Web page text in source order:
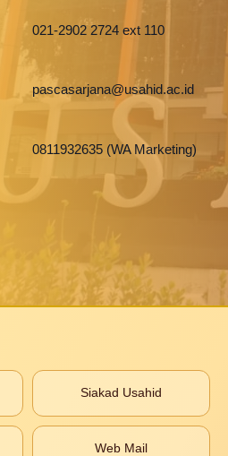
021-2902 2724 ext 110
pascasarjana@usahid.ac.id
0811932635 (WA Marketing)
Siakad Usahid
Web Mail